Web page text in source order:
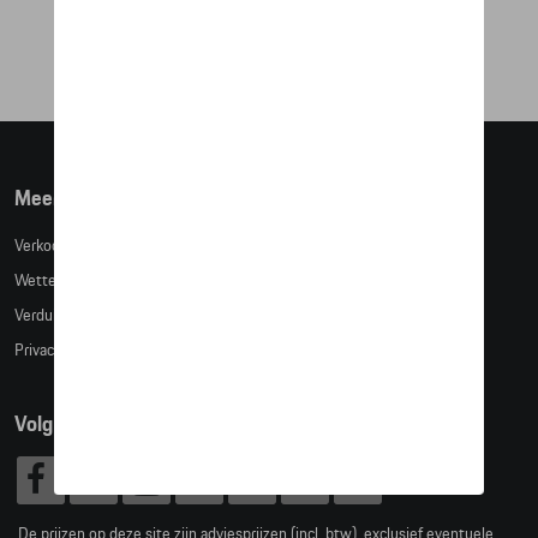
Meer info
Verkoopsvoorwaarden
Wettelijke bepalingen
Verduidelijking kledingmaten
Privacybeleid
Volg Ons
De prijzen op deze site zijn adviesprijzen (incl. btw), exclusief eventuele